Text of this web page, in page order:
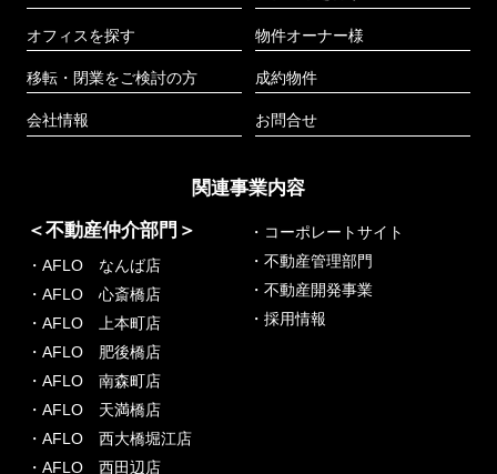
オフィスを探す
移転・閉業をご検討の方
会社情報
物件オーナー様
成約物件
お問合せ
関連事業内容
＜不動産仲介部門＞
・AFLO なんば店
・AFLO 心斎橋店
・AFLO 上本町店
・AFLO 肥後橋店
・AFLO 南森町店
・AFLO 天満橋店
・AFLO 西大橋堀江店
・AFLO 西田辺店
・コーポレートサイト
・不動産管理部門
・不動産開発事業
・採用情報